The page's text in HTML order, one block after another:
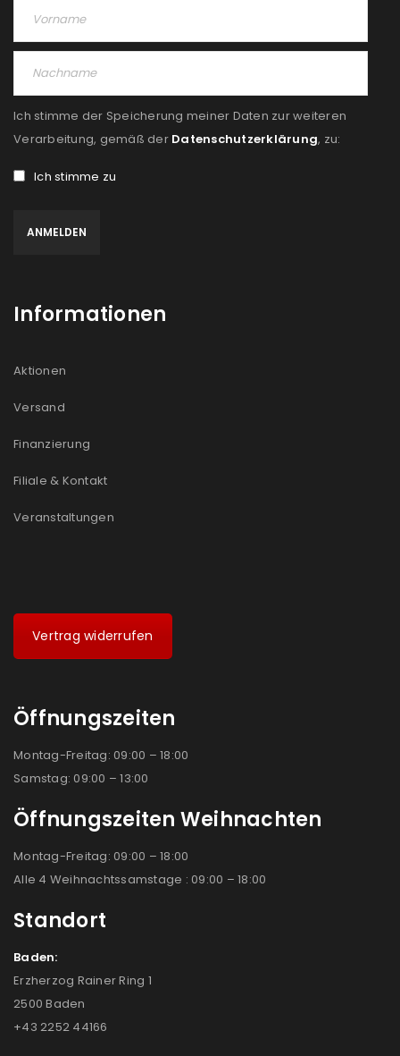
akzeptiere die
REGISTRIEREN
Ich stimme der Speicherung meiner Daten zur weiteren
Verarbeitung, gemäß der Datenschutzerklärung, zu:
Ich stimme zu
Informationen
Aktionen
Versand
Finanzierung
Filiale & Kontakt
Veranstaltungen
Vertrag widerrufen
Öffnungszeiten
Montag-Freitag: 09:00 – 18:00
Samstag: 09:00 – 13:00
Öffnungszeiten Weihnachten
Montag-Freitag: 09:00 – 18:00
Alle 4 Weihnachtssamstage : 09:00 – 18:00
Standort
Baden:
Erzherzog Rainer Ring 1
2500 Baden
+43 2252 44166